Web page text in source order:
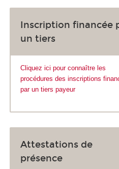
Inscription financée
un tiers
Cliquez ici pour connaître les
procédures des inscriptions
par un tiers payeur
Attestations de
présence